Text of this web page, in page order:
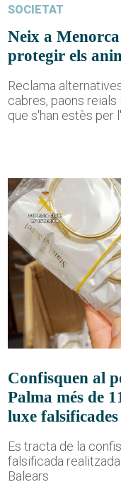
SOCIETAT
Neix a
protegir els
Reclama
cabres, paons
que s'han estès per
Confisquen al
Palma més de
luxe falsificades
Es tracta de la
falsificada
Balears